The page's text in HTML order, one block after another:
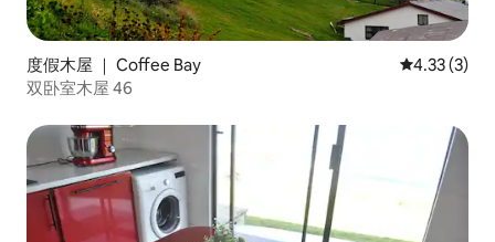
度假木屋 ｜ Coffee Bay 平均评分
4.33 (3)
双卧室木屋 46